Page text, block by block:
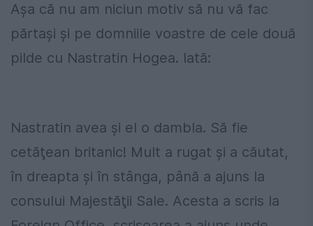
Așa că nu am niciun motiv să nu vă fac
părtași și pe domniile voastre de cele două
pilde cu Nastratin Hogea. Iată:
Nastratin avea şi el o dambla. Să fie
cetăţean britanic! Mult a rugat şi a căutat,
în dreapta şi în stânga, până a ajuns la
consului Majestăţii Sale. Acesta a scris la